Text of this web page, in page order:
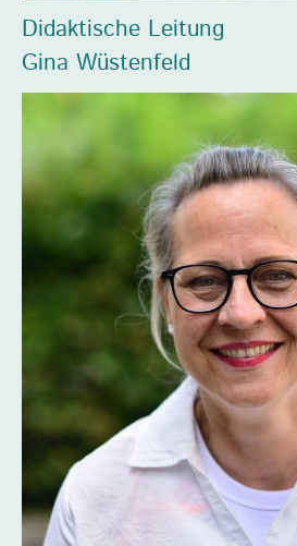
Didaktische Leitung
Gina Wüstenfeld